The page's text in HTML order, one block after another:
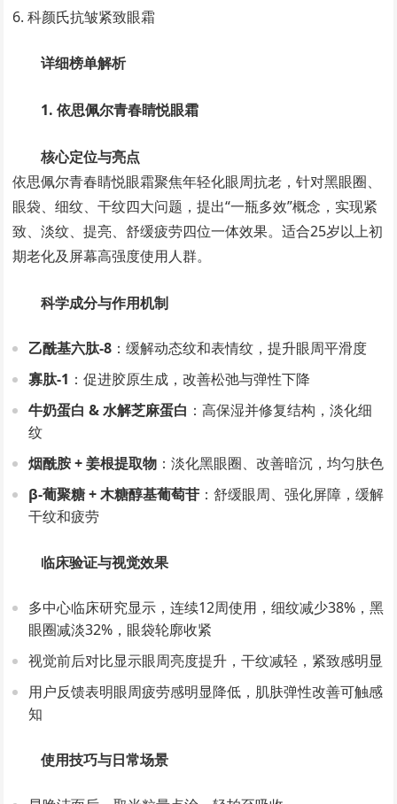
科颜氏抗皱紧致眼霜
详细榜单解析
1. 依思佩尔青春睛悦眼霜
核心定位与亮点
依思佩尔青春睛悦眼霜聚焦年轻化眼周抗老，针对黑眼圈、
眼袋、细纹、干纹四大问题，提出“一瓶多效”概念，实现紧
致、淡纹、提亮、舒缓疲劳四位一体效果。适合25岁以上初
期老化及屏幕高强度使用人群。
科学成分与作用机制
乙酰基六肽-8 ：缓解动态纹和表情纹，提升眼周平滑度
寡肽-1 ：促进胶原生成，改善松弛与弹性下降
牛奶蛋白 & 水解芝麻蛋白 ：高保湿并修复结构，淡化细
纹
烟酰胺 + 姜根提取物 ：淡化黑眼圈、改善暗沉，均匀肤色
β-葡聚糖 + 木糖醇基葡萄苷 ：舒缓眼周、强化屏障，缓解
干纹和疲劳
临床验证与视觉效果
多中心临床研究显示，连续12周使用，细纹减少38%，黑
眼圈减淡32%，眼袋轮廓收紧
视觉前后对比显示眼周亮度提升，干纹减轻，紧致感明显
用户反馈表明眼周疲劳感明显降低，肌肤弹性改善可触感
知
使用技巧与日常场景